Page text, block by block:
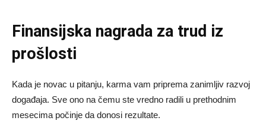
Finansijska nagrada za trud iz
prošlosti
Kada je novac u pitanju, karma vam priprema zanimljiv razvoj
događaja. Sve ono na čemu ste vredno radili u prethodnim
mesecima počinje da donosi rezultate.